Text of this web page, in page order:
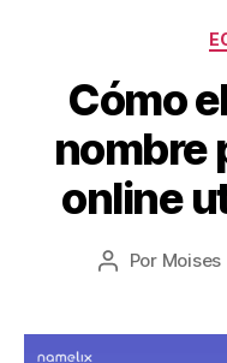
Cómo
nombre
online
Por Moises